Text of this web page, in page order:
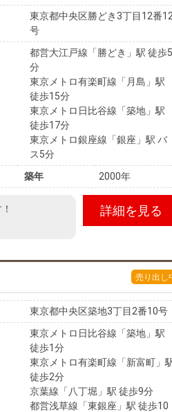
東京都中央区勝どき3丁目12番12
号
都営大江戸線「勝どき」駅 徒歩5
分
東京メトロ有楽町線「月島」駅
徒歩15分
東京メトロ日比谷線「築地」駅
徒歩17分
東京メトロ銀座線「銀座」駅 バ
ス5分
築年 2000年
詳細を見る
売り出し
東京都中央区築地3丁目2番10号
東京メトロ日比谷線「築地」駅
徒歩1分
東京メトロ有楽町線「新富町」
徒歩2分
京葉線「八丁堀」駅 徒歩9分
都営浅草線「東銀座」駅 徒歩10